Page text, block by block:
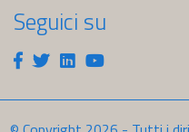
Seguici su
Facebook
Twitter
LinkedinYoutube